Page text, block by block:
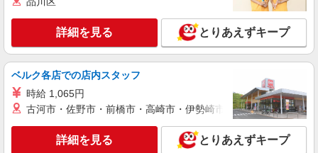
派遣社員 紹介予定派遣
株式会社シエロ
【ソフトバンク】の店舗スタッフ
時給1600円〜 ※残業代支給 ★交通費別途支給
（規定あり） ゜+゜・。○。・゜+゜・。○。・゜
+゜ 入社祝い金10万円支給(規定有) お友達を紹介
頂くと, インセンティブ支給(規定有) ★月2回払
い・週払い可能（規程有）★ ゜・。○。・゜
+゜・。○。・゜+゜
東京都葛飾区のsoftbankショップ
キープ 詳細を見る
詳細を見る とりあえずキープ
ベルク各店での店内スタッフ
時給 1,065円
古河市・佐野市・前橋市・高崎市・伊勢崎市・太田市・館林市
詳細を見る とりあえずキープ